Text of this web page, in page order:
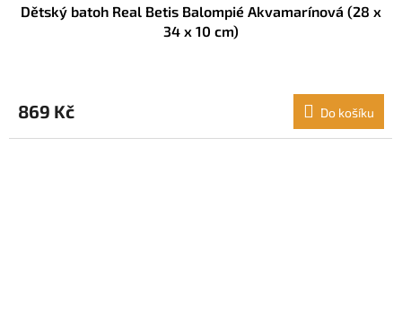
Dětský batoh Real Betis Balompié Akvamarínová (28 x
34 x 10 cm)
869 Kč Do košíku